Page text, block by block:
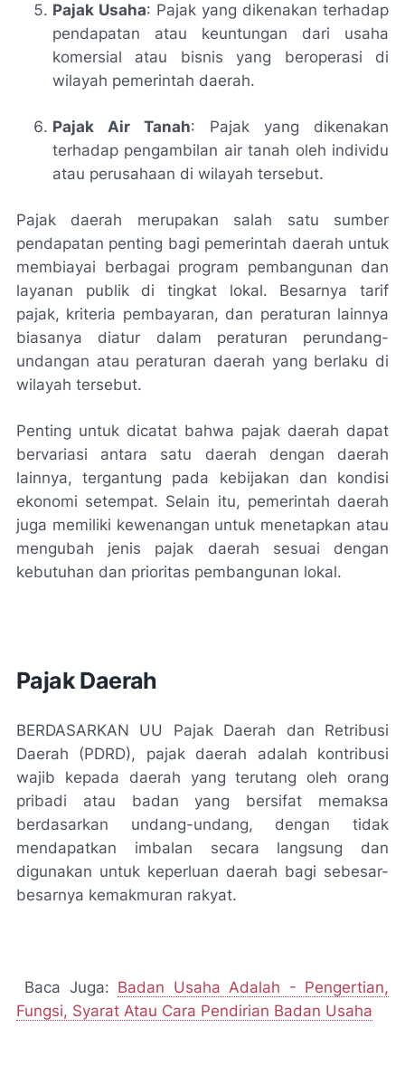
Pajak Usaha: Pajak yang dikenakan terhadap
pendapatan atau keuntungan dari usaha
komersial atau bisnis yang beroperasi di
wilayah pemerintah daerah.
Pajak Air Tanah: Pajak yang dikenakan
terhadap pengambilan air tanah oleh individu
atau perusahaan di wilayah tersebut.
Pajak daerah merupakan salah satu sumber
pendapatan penting bagi pemerintah daerah untuk
membiayai berbagai program pembangunan dan
layanan publik di tingkat lokal. Besarnya tarif
pajak, kriteria pembayaran, dan peraturan lainnya
biasanya diatur dalam peraturan perundang-
undangan atau peraturan daerah yang berlaku di
wilayah tersebut.
Penting untuk dicatat bahwa pajak daerah dapat
bervariasi antara satu daerah dengan daerah
lainnya, tergantung pada kebijakan dan kondisi
ekonomi setempat. Selain itu, pemerintah daerah
juga memiliki kewenangan untuk menetapkan atau
mengubah jenis pajak daerah sesuai dengan
kebutuhan dan prioritas pembangunan lokal.
Pajak Daerah
BERDASARKAN UU Pajak Daerah dan Retribusi
Daerah (PDRD), pajak daerah adalah kontribusi
wajib kepada daerah yang terutang oleh orang
pribadi atau badan yang bersifat memaksa
berdasarkan undang-undang, dengan tidak
mendapatkan imbalan secara langsung dan
digunakan untuk keperluan daerah bagi sebesar-
besarnya kemakmuran rakyat.
Baca Juga: Badan Usaha Adalah - Pengertian,
Fungsi, Syarat Atau Cara Pendirian Badan Usaha